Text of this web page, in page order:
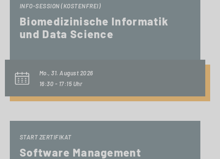
INFO-SESSION (KOSTENFREI)
Biomedizinische Informatik
und Data Science
Mo., 31. August 2026
16:30 - 17:15 Uhr
START ZERTIFIKAT
Software Management